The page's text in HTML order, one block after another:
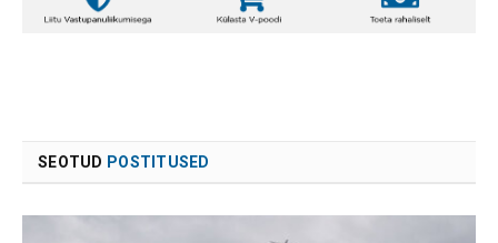
SEOTUD POSTITUSED